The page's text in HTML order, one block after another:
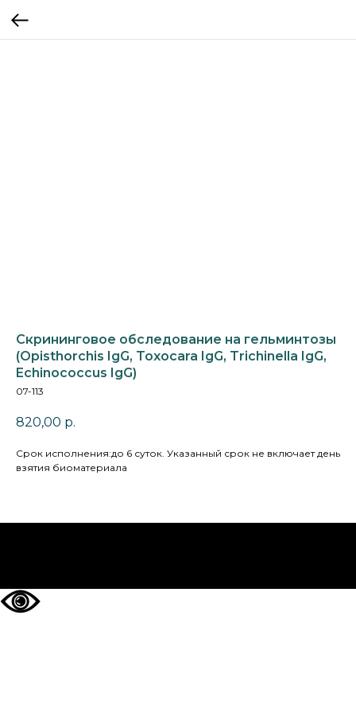
Скрининговое обследование на гельминтозы
(Opisthorchis IgG, Toxocara IgG, Trichinella IgG,
Echinococcus IgG)
07-113
820,00 р.
Cрок исполнения:до 6 суток. Указанный срок не включает день
взятия биоматериала